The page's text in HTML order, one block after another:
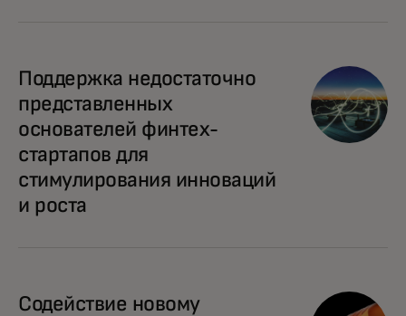
Поддержка недостаточно
представленных
основателей финтех-
стартапов для
стимулирования инноваций
и роста
Содействие новому